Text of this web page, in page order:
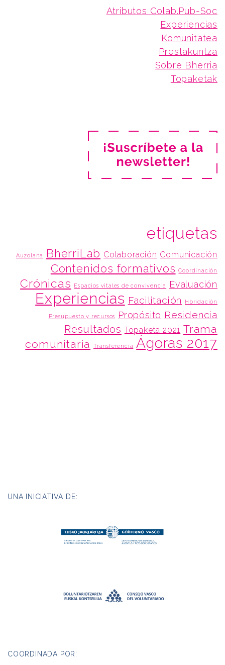
Atributos Colab.Pub-Soc
Experiencias
Komunitatea
Prestakuntza
Sobre Bherria
Topaketak
etiquetas
Auzolana BherriLab Colaboración Comunicación
Contenidos formativos Coordinación
Crónicas Espacios vitales de convivencia Evaluación
Experiencias Facilitación Hbridación
Presupuesto y recursos Propósito Residencia
Resultados Topaketa 2021 Trama
comunitaria
Transferencia Ágoras 2017
UNA INICIATIVA DE:
COORDINADA POR: